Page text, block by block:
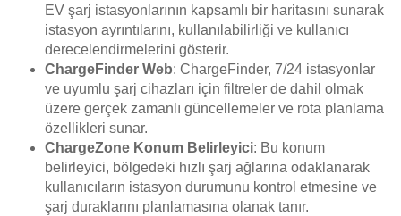
EV şarj istasyonlarının kapsamlı bir haritasını sunarak
istasyon ayrıntılarını, kullanılabilirliği ve kullanıcı
derecelendirmelerini gösterir.
ChargeFinder Web: ChargeFinder, 7/24 istasyonlar
ve uyumlu şarj cihazları için filtreler de dahil olmak
üzere gerçek zamanlı güncellemeler ve rota planlama
özellikleri sunar.
ChargeZone Konum Belirleyici: Bu konum
belirleyici, bölgedeki hızlı şarj ağlarına odaklanarak
kullanıcıların istasyon durumunu kontrol etmesine ve
şarj duraklarını planlamasına olanak tanır.